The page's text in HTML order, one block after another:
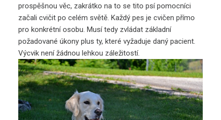
prospěšnou věc, zakrátko na to se tito psí pomocníci
začali cvičit po celém světě. Každý pes je cvičen přímo
pro konkrétní osobu. Musí tedy zvládat základní
požadované úkony plus ty, které vyžaduje daný pacient.
Výcvik není žádnou lehkou záležitostí.